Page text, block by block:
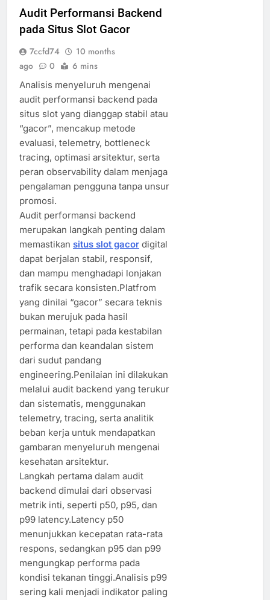
Audit Performansi Backend
pada Situs Slot Gacor
7ccfd74
10 months
ago
0 6 mins
Analisis menyeluruh mengenai
audit performansi backend pada
situs slot yang dianggap stabil atau
“gacor”, mencakup metode
evaluasi, telemetry, bottleneck
tracing, optimasi arsitektur, serta
peran observability dalam menjaga
pengalaman pengguna tanpa unsur
promosi.
Audit performansi backend
merupakan langkah penting dalam
memastikan situs slot gacor digital
dapat berjalan stabil, responsif,
dan mampu menghadapi lonjakan
trafik secara konsisten.Platfrom
yang dinilai “gacor” secara teknis
bukan merujuk pada hasil
permainan, tetapi pada kestabilan
performa dan keandalan sistem
dari sudut pandang
engineering.Penilaian ini dilakukan
melalui audit backend yang terukur
dan sistematis, menggunakan
telemetry, tracing, serta analitik
beban kerja untuk mendapatkan
gambaran menyeluruh mengenai
kesehatan arsitektur.
Langkah pertama dalam audit
backend dimulai dari observasi
metrik inti, seperti p50, p95, dan
p99 latency.Latency p50
menunjukkan kecepatan rata-rata
respons, sedangkan p95 dan p99
mengungkap performa pada
kondisi tekanan tinggi.Analisis p99
sering kali menjadi indikator paling